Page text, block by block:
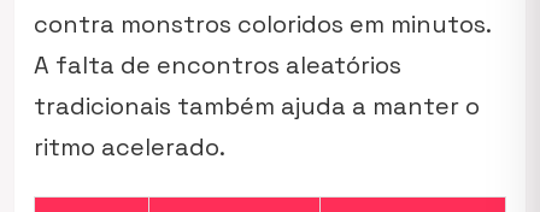
contra monstros coloridos em minutos.
A falta de encontros aleatórios
tradicionais também ajuda a manter o
ritmo acelerado.